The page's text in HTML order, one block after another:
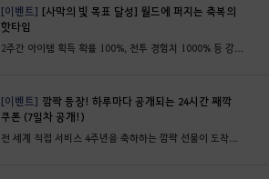
[이벤트] [사막의 빛 목표 달성] 월드에 퍼지는 축복의
핫타임
[이벤트] 깜짝 등장! 하루마다 공개되는 24시간 째깍
쿠폰 (7일차 공개!)
전 세계 직접 서비스 4주년을 축하하는 깜짝 선물이 도착했습니다. 단 하루만 사용할 수 있는 쿠폰을 만나 보세요.